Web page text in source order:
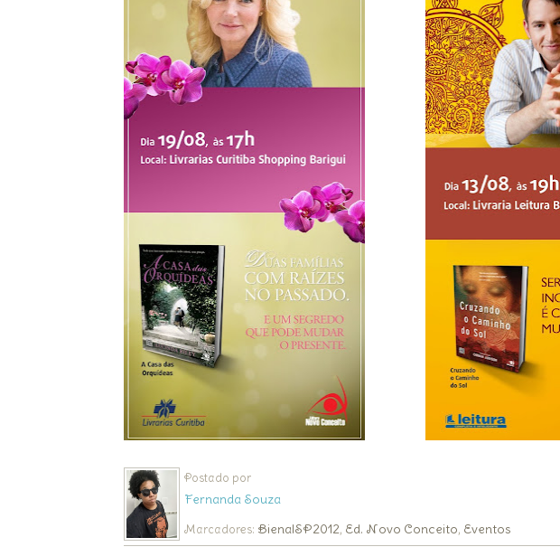
Postado por
Fernanda Souza
Marcadores: BienalSP2012, Ed. Novo Conceito, Eventos